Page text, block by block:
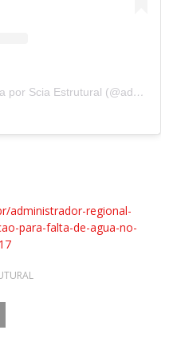
Uma publicação compartilhada por Scia Estrutural (@admscia)
administrador-regional-
para-falta-de-agua-no-